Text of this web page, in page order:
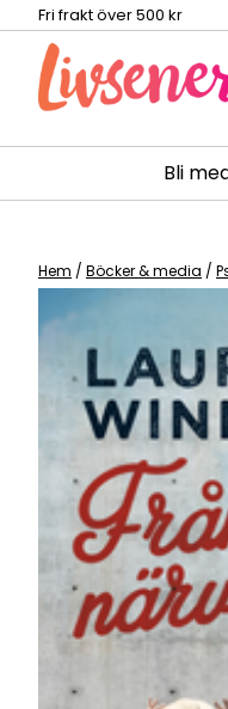
content
Fri frakt över 500 kr
Bli
Hem / Böcker & media /